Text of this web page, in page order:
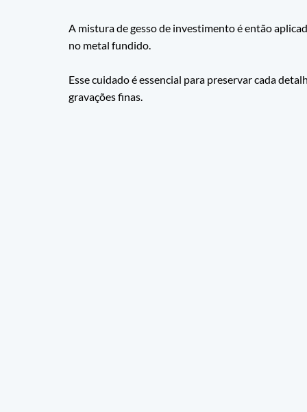
A mistura de gesso de investimento é então
no metal fundido.
Esse cuidado é essencial para preservar cada
gravações finas.